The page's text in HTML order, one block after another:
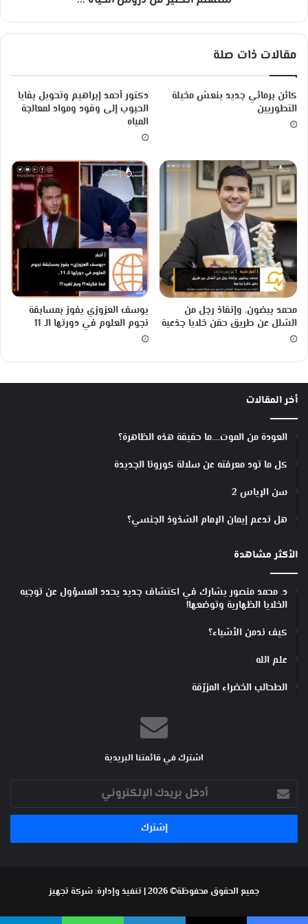
ن
و
س
ا
ي
ا
ة
.
.
مقالات ذات صلة
كائن برمائي جديد ينعش مخيلة
التطوريين
دكتور أحمد إبراهيم وتحويل بقايا
الحبوب إلى وقود ومواد لمعالجة
المياه
محمد بيضون، وإنقاذ رجل من
الشلل عن طريق حقن خلايا جذعية
يوسف العزوزي يفوز بمسابقة
نجوم العلوم في دورتها الـ 11
أخر المقالات
العودة من الموت….ما حقيقة هذه الظاهرة؟
كل ما تود معرفته عن سلالة كورونا الجديدة
سن الإياس 2
هل تدعم إيمان الإمام الشذوذ الجنسي؟
الأكثر مشاهدة
د. محمد منصور يشارك في اكتشاف جديد يحدد المسؤول عن توجيه
الخلايا الظهارية وتوضعها!
كيف ندمن الأشياء؟
علم الله
الطحالب الخضراء المزرّقة
اشترك في قائمتنا البريدية
أدخل
بريدك
الإلكتروني
جميع الحقوق محفوظة© 2026 | تنفيذ وإدارة: شركة تجهيز